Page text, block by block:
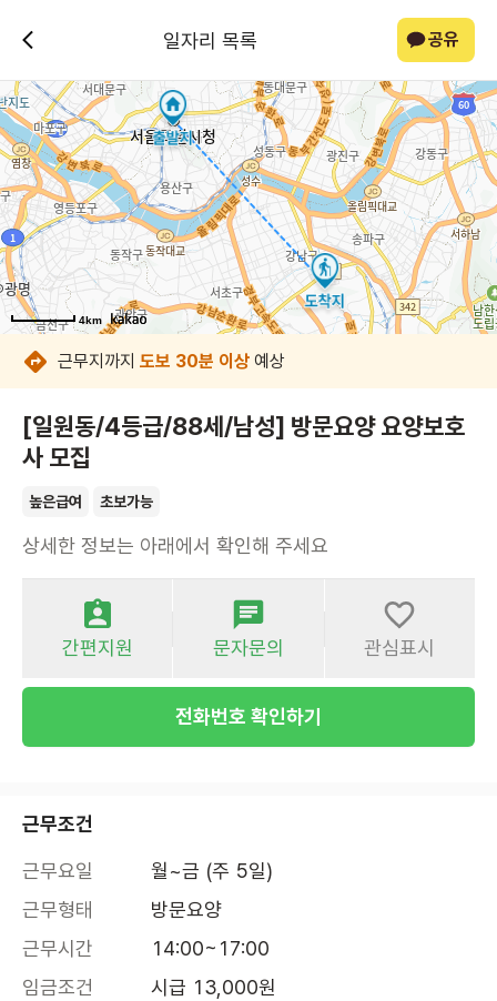
일자리 목록 공유
4km
4km
4km
4km
4km
4km
4km
4km
근무지까지 도보 30분 이상 예상
[일원동/4등급/88세/남성] 방문요양 요양보호
사 모집
높은급여 초보가능
상세한 정보는 아래에서 확인해 주세요
간편지원 문자문의 관심표시
전화번호 확인하기
근무조건
근무요일
월~금 (주 5일)
근무형태
방문요양
근무시간
14:00~17:00
임금조건
시급 13,000원